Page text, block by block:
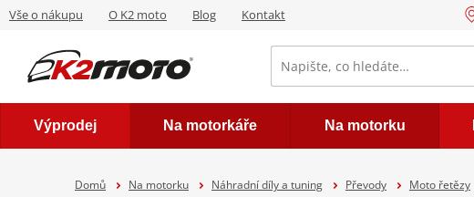
Vše o nákupu O K2 moto Blog Kontakt
Výprodej Na motorkáře Na motorku
Domů Na motorku Náhradní díly a tuning Převody Moto řetězy